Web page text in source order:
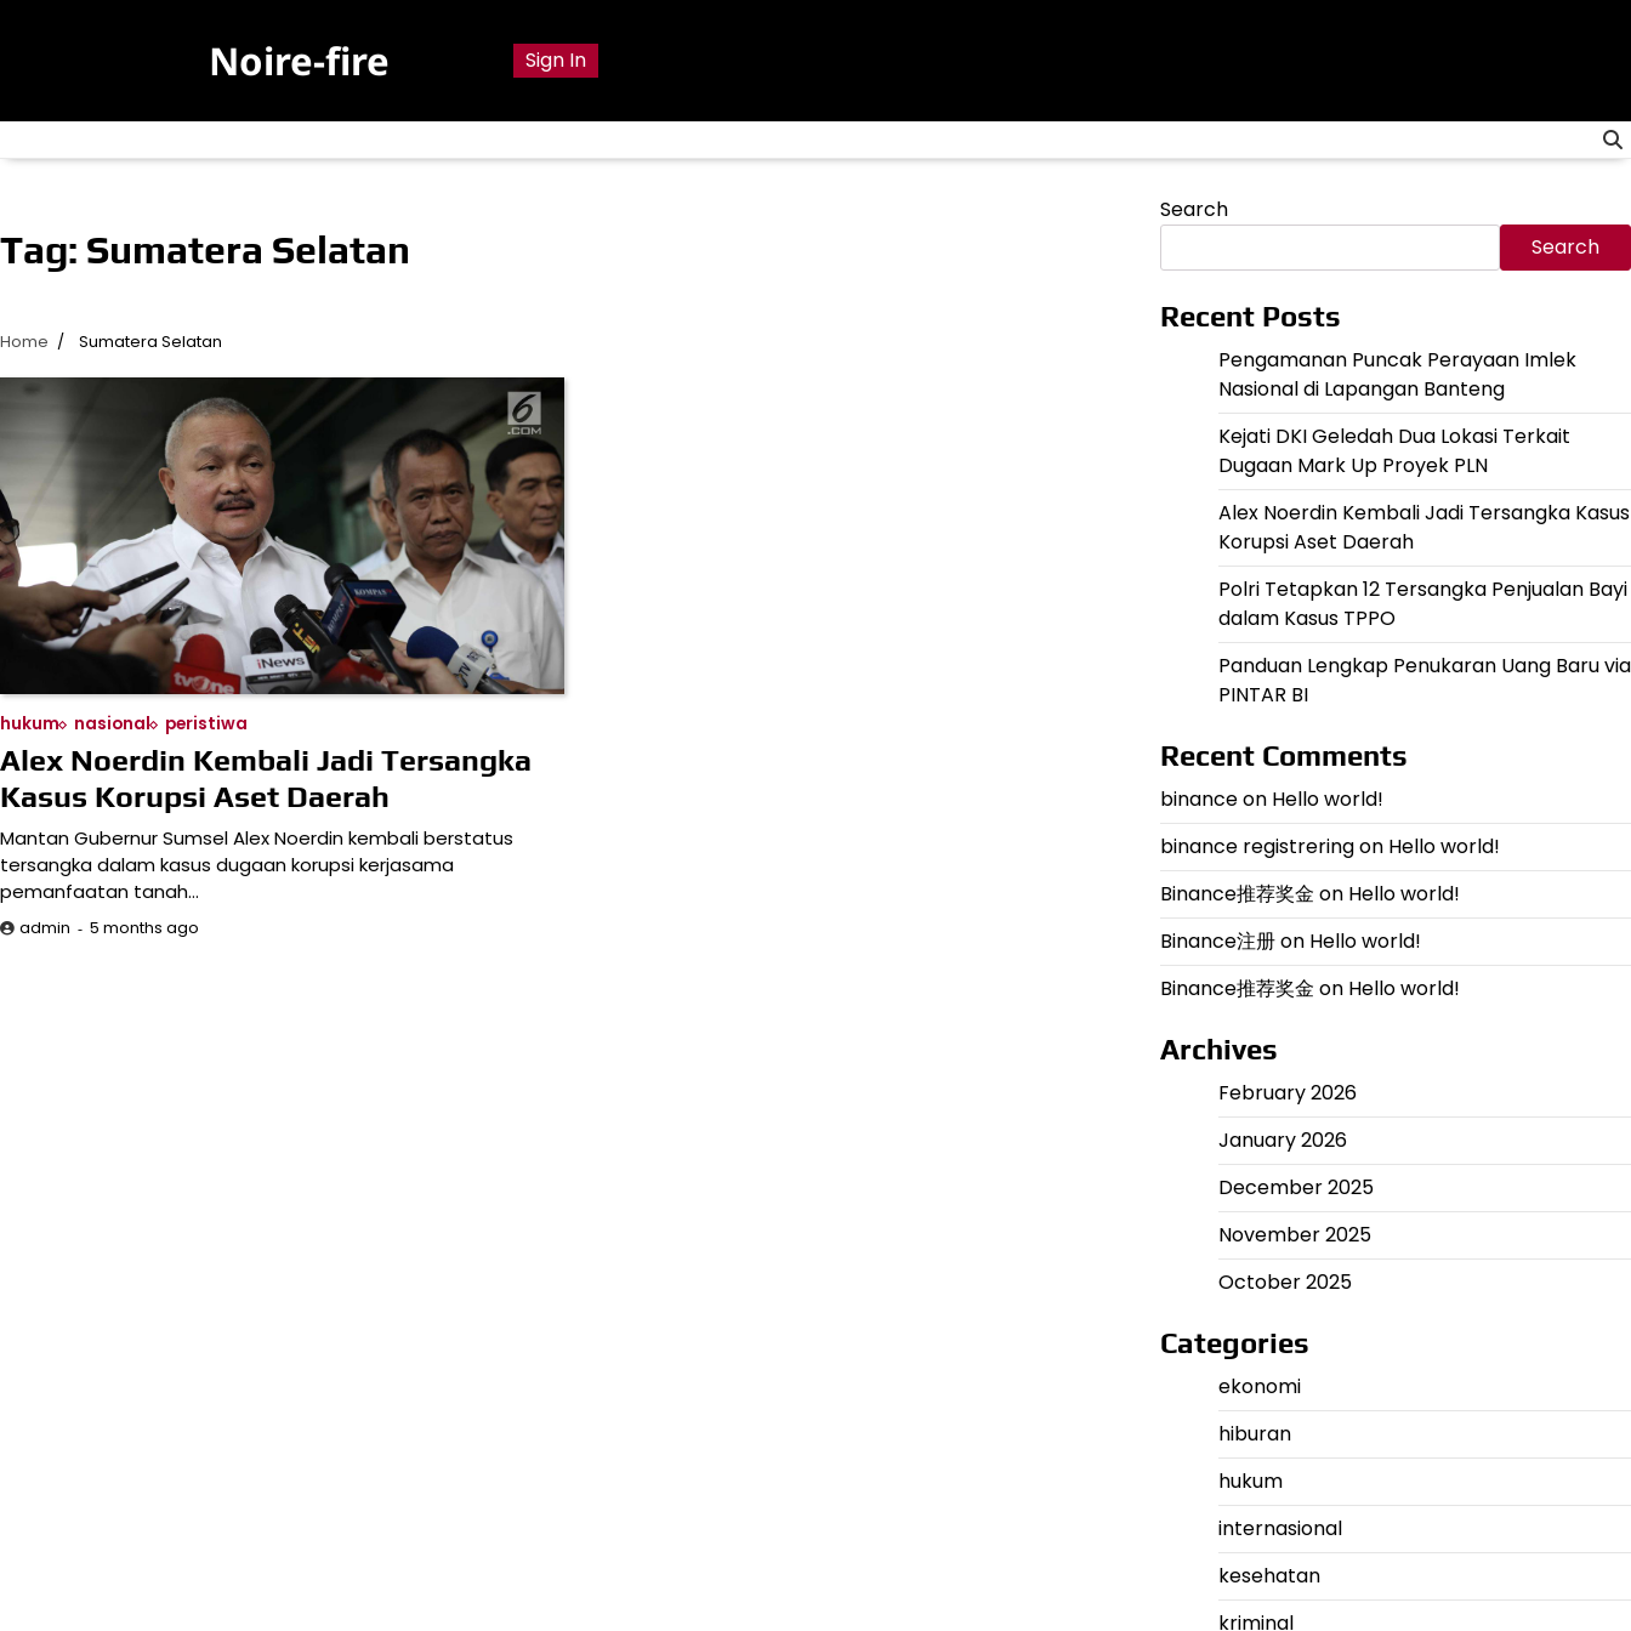
Noire-fire Sign In
Tag: Sumatera Selatan
Home Sumatera Selatan
hukum nasional peristiwa
Alex Noerdin Kembali Jadi Tersangka
Kasus Korupsi Aset Daerah
Mantan Gubernur Sumsel Alex Noerdin kembali berstatus
tersangka dalam kasus dugaan korupsi kerjasama
pemanfaatan tanah…
admin 5 months ago
Search
Search
Recent Posts
Pengamanan Puncak Perayaan Imlek
Nasional di Lapangan Banteng
Kejati DKI Geledah Dua Lokasi Terkait
Dugaan Mark Up Proyek PLN
Alex Noerdin Kembali Jadi Tersangka Kasus
Korupsi Aset Daerah
Polri Tetapkan 12 Tersangka Penjualan Bayi
dalam Kasus TPPO
Panduan Lengkap Penukaran Uang Baru via
PINTAR BI
Recent Comments
binanceon Hello world!
binance registreringon Hello world!
Binance推荐奖金 on Hello world!
Binance注册on Hello world!
Binance推荐奖金 on Hello world!
Archives
February 2026
January 2026
December 2025
November 2025
October 2025
Categories
ekonomi
hiburan
hukum
internasional
kesehatan
kriminal